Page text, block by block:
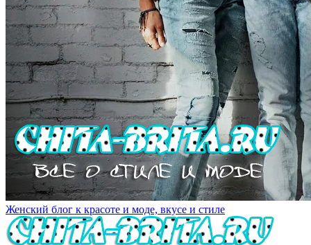
Женский блог к красоте и моде, вкусе и стиле